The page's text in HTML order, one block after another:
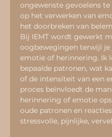
ongewenste gevoelens
op het verwerken van
het doorbreken van
Bij IEMT wordt gewerkt
oogbewegingen terwijl je
emotie of herinnering. Ik
bepaalde patronen, wat
of de intensiteit van een
proces beïnvloedt de
herinnering of emotie
oude patronen en
stressvolle, pijnlijke,